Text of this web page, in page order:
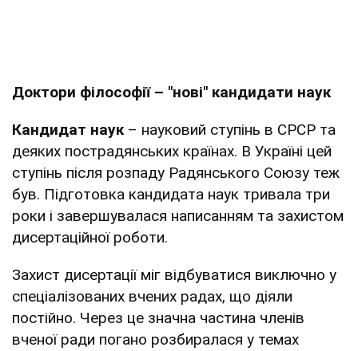
Доктори філософії – "нові" кандидати наук
Кандидат наук– науковий ступінь в СРСР та
деяких пострадянських країнах. В Україні цей
ступінь після розпаду Радянського Союзу теж
був. Підготовка кандидата наук тривала три
роки і завершувалася написанням та захистом
дисертаційної роботи.
Захист дисертації міг відбуватися виключно у
спеціалізованих вчених радах, що діяли
постійно. Через це значна частина членів
вченої ради погано розбиралася у темах